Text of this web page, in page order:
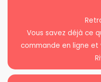
Vous savez déjà ce
commande en ligne et